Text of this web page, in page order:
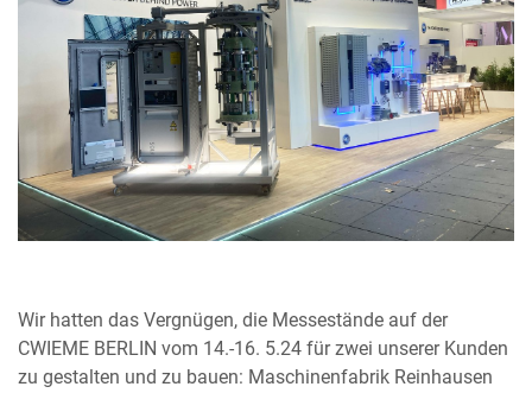
Wir hatten das Vergnügen, die Messestände auf der
CWIEME BERLIN vom 14.-16. 5.24 für zwei unserer Kunden
zu gestalten und zu bauen: Maschinenfabrik Reinhausen